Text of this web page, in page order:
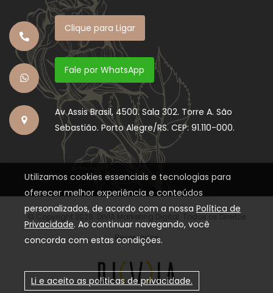
Clique para Ligar
Fale por WhatsApp
Av Assis Brasil, 4500. Sala 302. Torre A. São
Sebastião. Porto Alegre/RS. CEP: 91.110-000.
© Copyright 2026. DIVIA Marketing Digital. Todos os Direitos
Reservados
Utilizamos cookies essenciais e tecnologias para
oferecer melhor experiência e conteúdos
personalizados, de acordo com a nossa Política de
Privacidade. Ao continuar navegando, você
concorda com estas condições.
Li e aceito as políticas de privacidade.